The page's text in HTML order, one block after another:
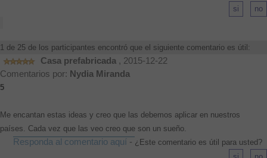
1 de 25 de los participantes encontró que el siguiente comentario es útil:
Casa prefabricada , 2015-12-22
Comentarios por: Nydia Miranda
5
Me encantan estas ideas y creo que las debemos aplicar en nuestros
países. Cada vez que las veo creo que son un sueño.
Responda al comentario aquí - ¿Este comentario es útil para usted?